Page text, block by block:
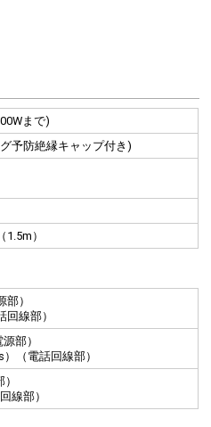
まで)
予防絶縁キャップ付き)
）
）
回線部）
部）
（電話回線部）
線部）